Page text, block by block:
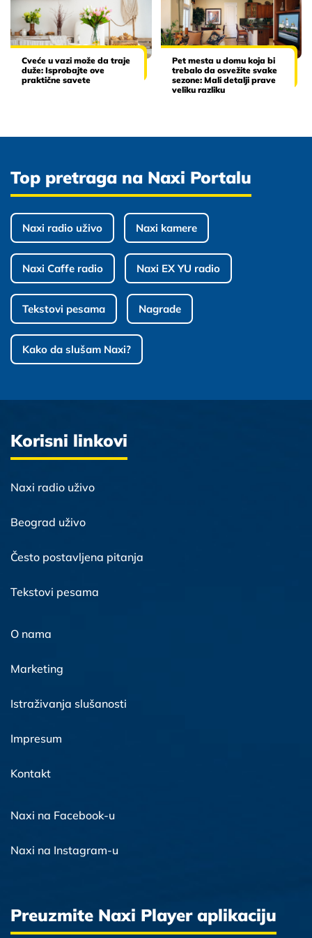
Cveće u vazi može da traje
duže: Isprobajte ove
praktične savete
Pet mesta u domu koja bi
trebalo da osvežite svake
sezone: Mali detalji prave
veliku razliku
Top pretraga na Naxi Portalu
Naxi radio uživo Naxi kamere
Naxi Caffe radio Naxi EX YU radio
Tekstovi pesama Nagrade
Kako da slušam Naxi?
Korisni linkovi
Naxi radio uživo
Beograd uživo
Često postavljena pitanja
Tekstovi pesama
O nama
Marketing
Istraživanja slušanosti
Impresum
Kontakt
Naxi na Facebook-u
Naxi na Instagram-u
Preuzmite Naxi Player aplikaciju